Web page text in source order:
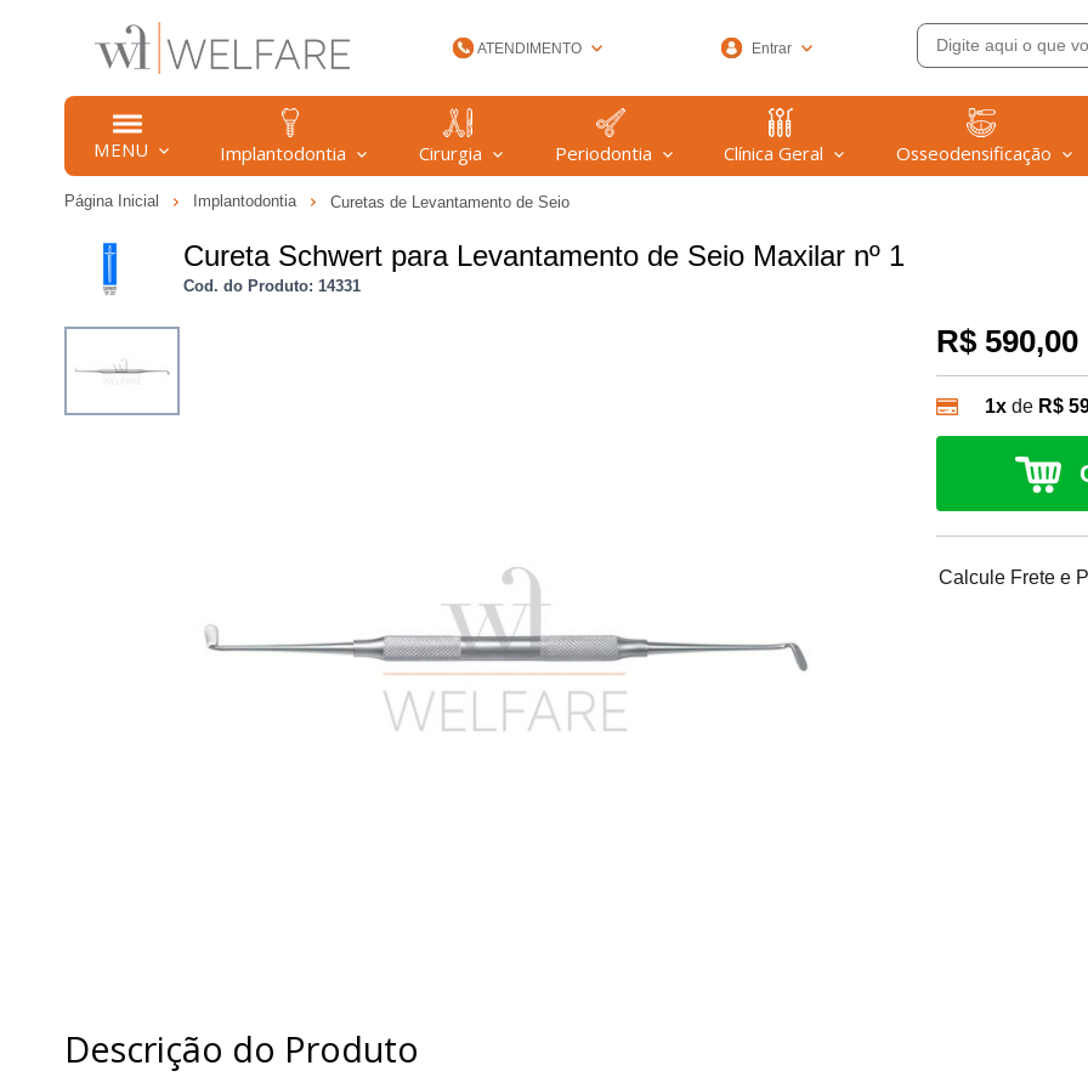
ATENDIMENTO
(47) 99608-9753
Entrar
MENU Implantodontia Cirurgia Periodontia Clínica Geral Osseodensificação
Página Inicial Implantodontia Curetas de Levantamento de Seio
Cureta Schwert para Levantamento de Seio Maxilar nº 1
Cod. do Produto: 14331
R$ 590,00
1x de R$
Calcule Frete e
Descrição do Produto